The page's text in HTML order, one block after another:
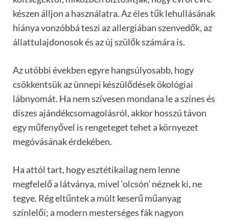
készen álljon a használatra. Az éles tűk lehullásának
hiánya vonzóbbá teszi az allergiában szenvedők, az
állattulajdonosok és az új szülők számára is.
Az utóbbi években egyre hangsúlyosabb, hogy
csökkentsük az ünnepi készülődések ökológiai
lábnyomát. Ha nem szívesen mondana le a színes és
díszes ajándékcsomagolásról, akkor hosszú távon
egy műfenyővel is rengeteget tehet a környezet
megóvásának érdekében.
Ha attól tart, hogy esztétikailag nem lenne
megfelelő a látványa, mivel ‘olcsón’ néznek ki, ne
tegye. Rég eltűntek a múlt keserű műanyag
színlelői; a modern mesterséges fák nagyon